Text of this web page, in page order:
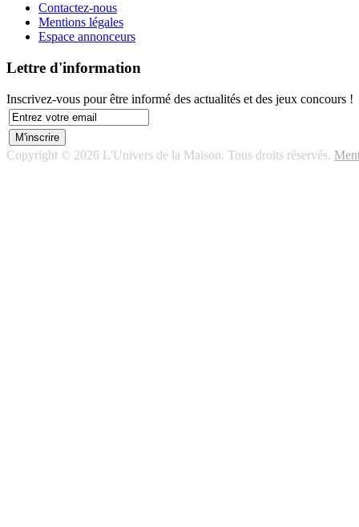
Contactez-nous
Mentions légales
Espace annonceurs
Lettre d'information
Inscrivez-vous pour être informé des actualités et des jeux concours !
Copyright © 2026 L'Univers de la Maison. Tous droits réservés.